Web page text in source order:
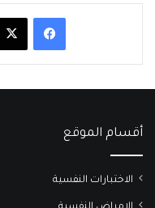
فيسبوك
أقسام الموقع
الاختبارات النفسية